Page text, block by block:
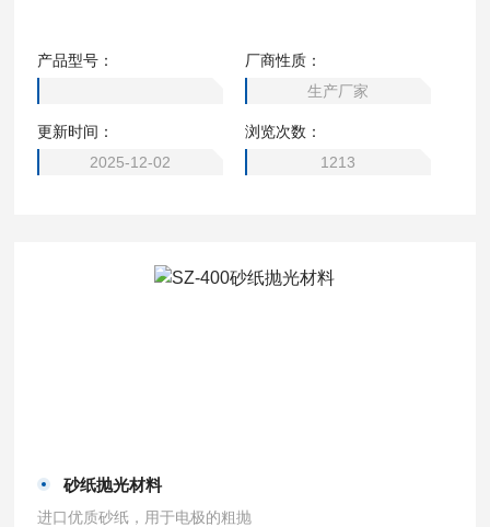
产品型号：
厂商性质：
生产厂家
更新时间：
2025-12-02
浏览次数：
1213
砂纸抛光材料
进口优质砂纸，用于电极的粗抛